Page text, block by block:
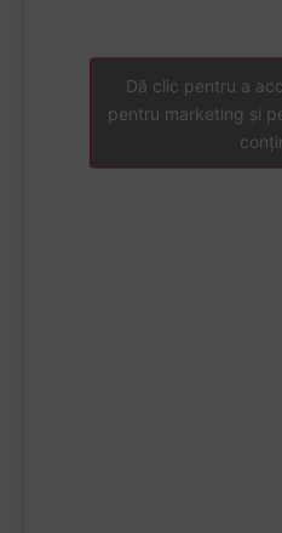
Dă clic pentru a
pentru marketing și